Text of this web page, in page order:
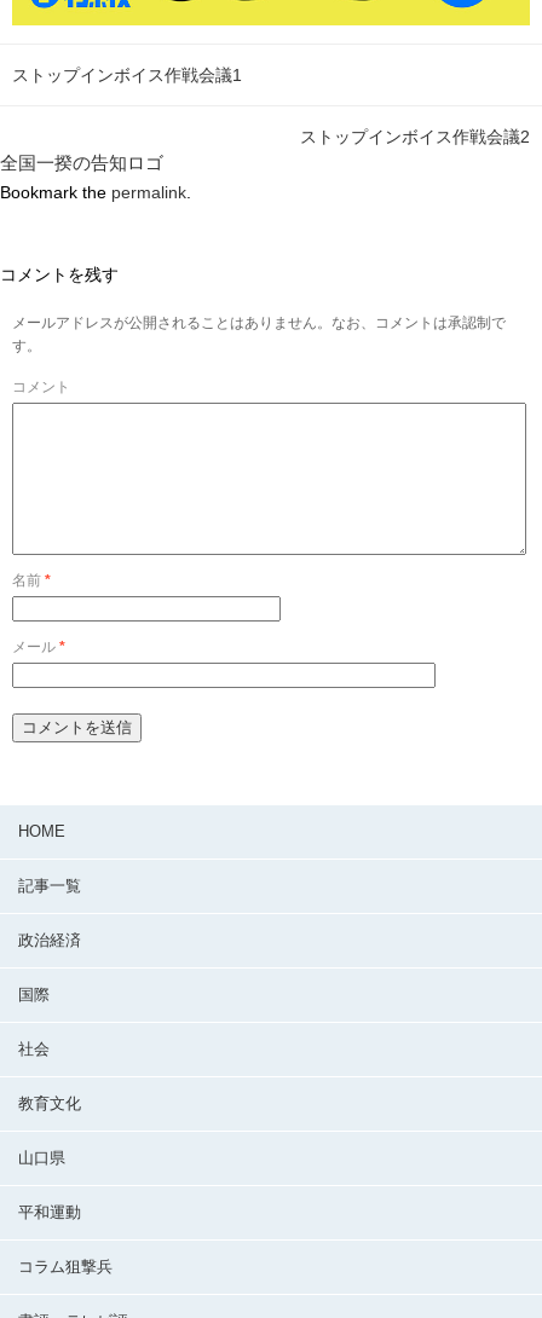
ストップインボイス作戦会議1
ストップインボイス作戦会議2
全国一揆の告知ロゴ
Bookmark the permalink
コメントを残す
メールアドレスが公開されることはありません。なお、コメントは承認制で
す。
コメント
名前 *
メール *
HOME
記事一覧
政治経済
国際
社会
教育文化
山口県
平和運動
コラム狙撃兵